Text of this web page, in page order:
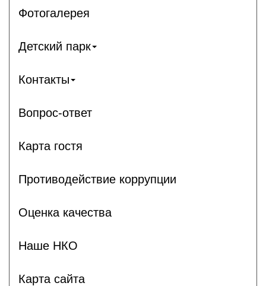
Фотогалерея
Детский парк
Контакты
Вопрос-ответ
Карта гостя
Противодействие коррупции
Оценка качества
Наше НКО
Карта сайта